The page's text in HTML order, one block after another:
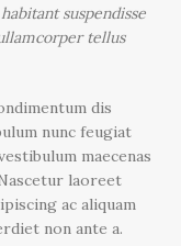
suspendisse
tellus
dis
nunc feugiat
maecenas
laoreet
ac aliquam
non ante a.